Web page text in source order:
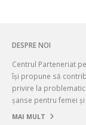
își propune să
privire la
șanse pentru femei
MAI MULT